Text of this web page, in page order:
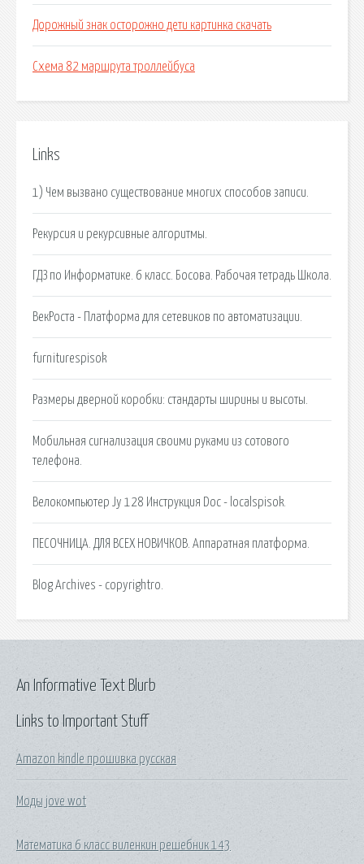
Дорожный знак осторожно дети картинка скачать
Схема 82 маршрута троллейбуса
Links
1) Чем вызвано существование многих способов записи.
Рекурсия и рекурсивные алгоритмы.
ГДЗ по Информатике. 6 класс. Босова. Рабочая тетрадь Школа.
ВекРоста - Платформа для сетевиков по автоматизации.
furniturespisok
Размеры дверной коробки: стандарты ширины и высоты.
Мобильная сигнализация своими руками из сотового
телефона.
Велокомпьютер Jy 128 Инструкция Doc - localspisok.
ПЕСОЧНИЦА. ДЛЯ ВСЕХ НОВИЧКОВ. Аппаратная платформа.
Blog Archives - copyrightro.
Links to Important Stuff
Amazon kindle прошивка русская
Моды jove wot
Математика 6 класс виленкин решебник 143
An Informative Text Blurb